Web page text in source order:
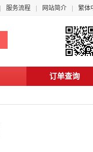
服务流程 网站简介 繁体
订单查询